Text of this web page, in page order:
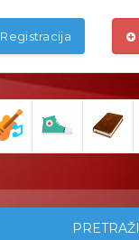
Registracija
PRETRAŽI